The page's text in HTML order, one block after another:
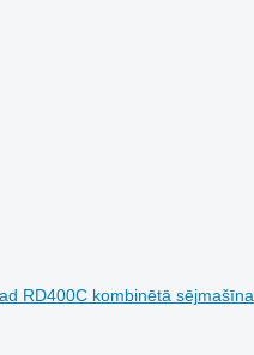
RD400C kombinētā sējmašīna